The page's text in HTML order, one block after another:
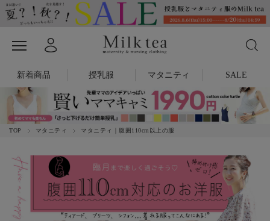
新着商品 授乳服 マタニティ SALE
TOP マタニティ マタニティ｜腹囲110cm以上の服